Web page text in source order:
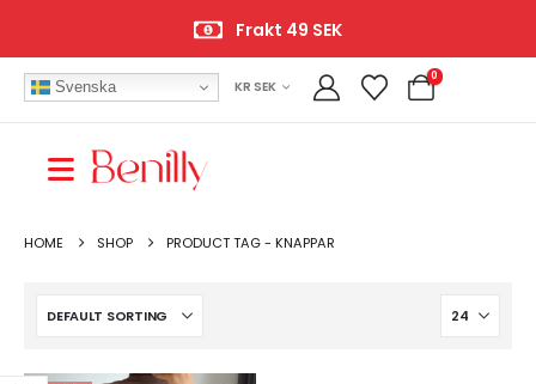
Frakt 49 SEK
Svenska KR SEK
0
HOME SHOP PRODUCT TAG - KNAPPAR